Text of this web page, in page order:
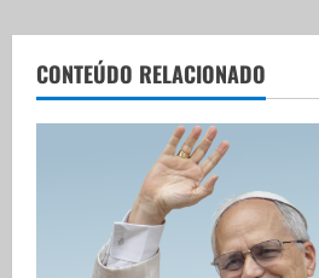
CONTEÚDO RELACIONADO